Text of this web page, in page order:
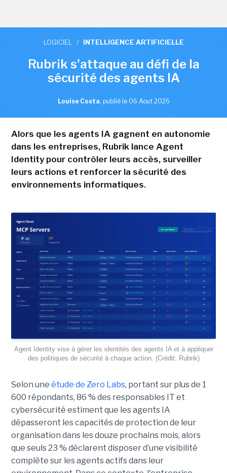
LOGICIEL / INTELLIGENCE ARTIFICIELLE
Rubrik s'attaque au défi de la
sécurité des agents IA
Louise Costa, publié le 06 Aout 2026
Alors que les agents IA gagnent en autonomie
dans les entreprises, Rubrik lance Agent
Identity pour contrôler leurs accès, surveiller
leurs actions et renforcer la sécurité des
environnements informatiques.
Agent Identity vise à gérer les identités des agents IA et à appliquer
des politiques de sécurité à chaque action. (Crédit: Rubrik)
Selon une étude de Zero Labs, portant sur plus de 1
600 répondants, 86 % des responsables IT et
cybersécurité estiment que les agents IA
dépasseront les capacités de protection de leur
organisation dans les douze prochains mois, alors
que seuls 23 % déclarent disposer d’une visibilité
complète sur les agents actifs dans leur